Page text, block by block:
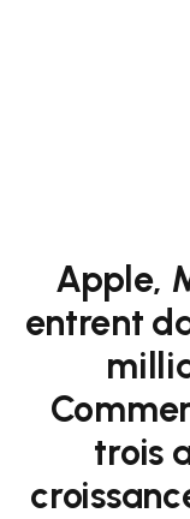
Apple,
entrent
trois